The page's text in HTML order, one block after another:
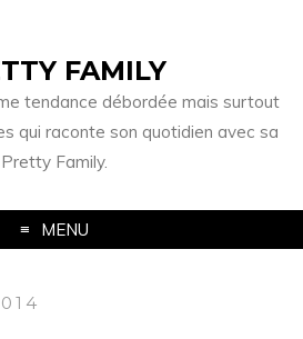
FAMILY
tendance débordée mais surtout
qui raconte son quotidien avec sa
Pretty Family.
MENU